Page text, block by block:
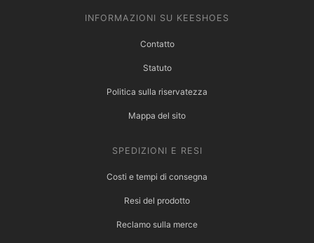
INFORMAZIONI SU KEESHOES
Contatto
Statuto
Politica sulla riservatezza
Mappa del sito
SPEDIZIONI E RESI
Costi e tempi di consegna
Resi del prodotto
Reclamo sulla merce